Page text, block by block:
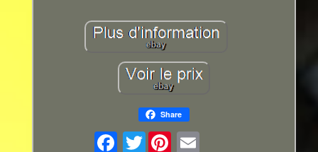
Share
Twitter